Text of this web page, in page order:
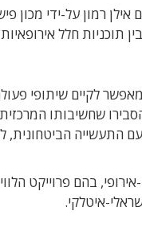
רמון על-ידי מכון
תוכניות חלל
לקיים שיתופי
שחשיבותו
התעשייה הביטחונית,
בהם פרוייקט
איטלקי.